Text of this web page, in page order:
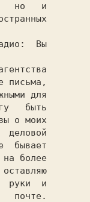
но   и
письма,
для
быть
о моих
бывает
более
руки  и
почте.